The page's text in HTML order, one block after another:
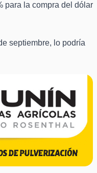
para la compra del dólar
septiembre, lo podría